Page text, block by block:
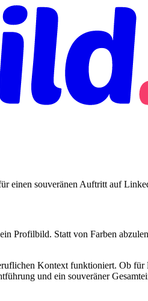
einen souveränen Auftritt auf
Profilbild. Statt von Farben
Kontext funktioniert. Ob
und ein souveräner